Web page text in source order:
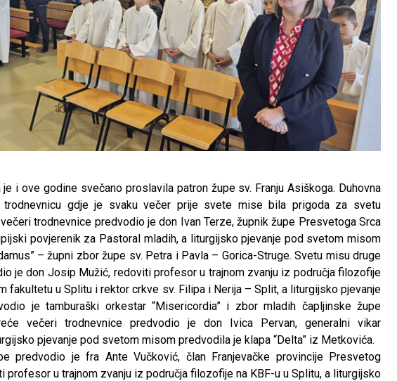
i ove godine svečano proslavila patron župe sv. Franju Asiškoga. Duhovna
trodnevnicu gdje je svaku večer prije svete mise bila prigoda za svetu
trodnevnice predvodio je don Ivan Terze, župnik župe Presvetoga Srca
povjerenik za Pastoral mladih, a liturgijsko pjevanje pod svetom misom
– župni zbor župe sv. Petra i Pavla – Gorica-Struge. Svetu misu druge
je don Josip Mužić, redoviti profesor u trajnom zvanju iz područja filozofije
fakultetu u Splitu i rektor crkve sv. Filipa i Nerija – Split, a liturgijsko pjevanje
je tamburaški orkestar “Misericordia” i zbor mladih čapljinske župe
večeri trodnevnice predvodio je don Ivica Pervan, generalni vikar
pjevanje pod svetom misom predvodila je klapa “Delta” iz Metkovića.
predvodio je fra Ante Vučković, član Franjevačke provincije Presvetog
profesor u trajnom zvanju iz područja filozofije na KBF-u u Splitu, a liturgijsko